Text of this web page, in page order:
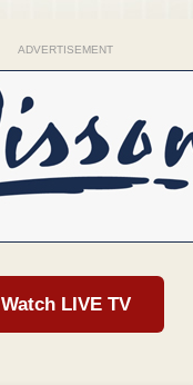
ADVERTISEMENT
Watch LIVE TV